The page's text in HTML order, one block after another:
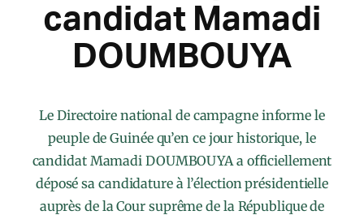
candidat Mamadi
DOUMBOUYA
Le Directoire national de campagne informe le
peuple de Guinée qu’en ce jour historique, le
candidat Mamadi DOUMBOUYA a officiellement
déposé sa candidature à l’élection présidentielle
auprès de la Cour suprême de la République de